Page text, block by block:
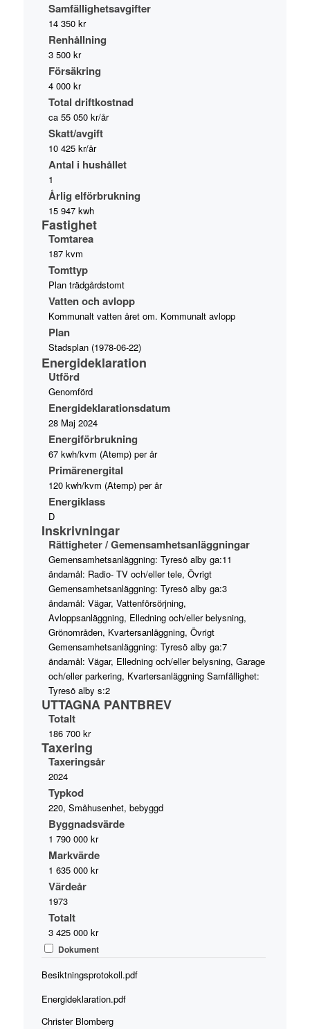
Samfällighetsavgifter
14 350 kr
Renhållning
3 500 kr
Försäkring
4 000 kr
Total driftkostnad
ca 55 050 kr/år
Skatt/avgift
10 425 kr/år
Antal i hushållet
1
Årlig elförbrukning
15 947 kwh
Fastighet
Tomtarea
187 kvm
Tomttyp
Plan trädgårdstomt
Vatten och avlopp
Kommunalt vatten året om. Kommunalt avlopp
Plan
Stadsplan (1978-06-22)
Energideklaration
Utförd
Genomförd
Energideklarationsdatum
28 Maj 2024
Energiförbrukning
67 kwh/kvm (Atemp) per år
Primärenergital
120 kwh/kvm (Atemp) per år
Energiklass
D
Inskrivningar
Rättigheter / Gemensamhetsanläggningar
Gemensamhetsanläggning: Tyresö alby ga:11
ändamål: Radio- TV och/eller tele, Övrigt
Gemensamhetsanläggning: Tyresö alby ga:3
ändamål: Vägar, Vattenförsörjning,
Avloppsanläggning, Elledning och/eller belysning,
Grönområden, Kvartersanläggning, Övrigt
Gemensamhetsanläggning: Tyresö alby ga:7
ändamål: Vägar, Elledning och/eller belysning, Garage
och/eller parkering, Kvartersanläggning Samfällighet:
Tyresö alby s:2
UTTAGNA PANTBREV
Totalt
186 700 kr
Taxering
Taxeringsår
2024
Typkod
220, Småhusenhet, bebyggd
Byggnadsvärde
1 790 000 kr
Markvärde
1 635 000 kr
Värdeår
1973
Totalt
3 425 000 kr
Dokument
Besiktningsprotokoll.pdf
Energideklaration.pdf
Christer Blomberg